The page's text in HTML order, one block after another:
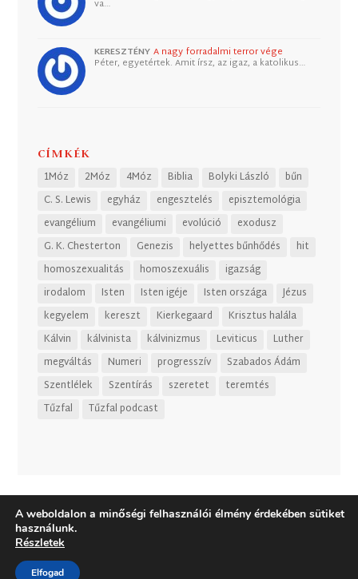
va…
KERESZTÉNY A nagy forradalmi terror vége
Péter, egyetértek. Amit írsz, az igaz, a katolikus…
CÍMKÉK
1Móz 2Móz 4Móz Biblia Bolyki László
bűn
C. S. Lewis
egyház engesztelés
episztemológia
evangélium
evangéliumi evolúció
exodusz
G. K. Chesterton
Genezis helyettes bűnhődés
hit
homoszexualitás
homoszexuális
igazság
irodalom
Isten Isten igéje Isten országa
Jézus
kegyelem
kereszt Kierkegaard
Krisztus halála
Kálvin
kálvinista kálvinizmus Leviticus
Luther
megváltás
Numeri progresszív
Szabados Ádám
Szentlélek
Szentírás szeretet
teremtés
Tűzfal
Tűzfal podcast
A weboldalon a minőségi felhasználói élmény érdekében sütiket
használunk.
Részletek
Elfogad